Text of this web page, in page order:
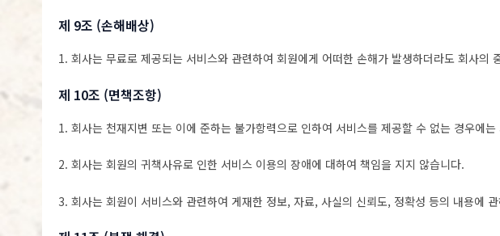
제 9조 (손해배상)
1. 회사는 무료로 제공되는 서비스와 관련하여 회원에게 어떠한 손해가 발생하더라도 회사
제 10조 (면책조항)
1. 회사는 천재지변 또는 이에 준하는 불가항력으로 인하여 서비스를 제공할 수 없는 경우에
2. 회사는 회원의 귀책사유로 인한 서비스 이용의 장애에 대하여 책임을 지지 않습니다.
3. 회사는 회원이 서비스와 관련하여 게재한 정보, 자료, 사실의 신뢰도, 정확성 등의 내용에